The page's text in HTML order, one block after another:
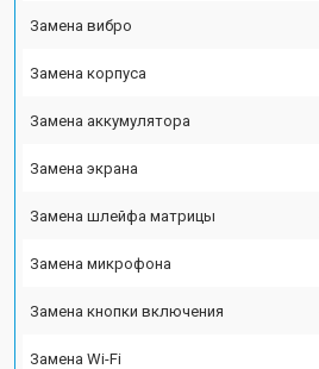
Замена вибро
Замена корпуса
Замена аккумулятора
Замена экрана
Замена шлейфа матрицы
Замена микрофона
Замена кнопки включения
Замена Wi-Fi